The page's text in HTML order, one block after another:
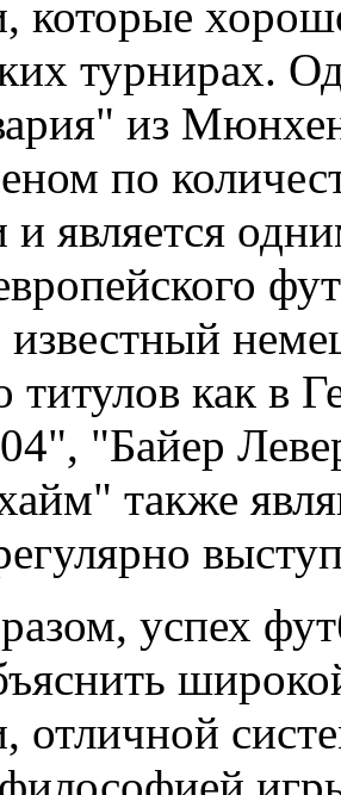
которые
турнирах.
из
по
и является
титулов как в
"Байер
также
успех
отличной